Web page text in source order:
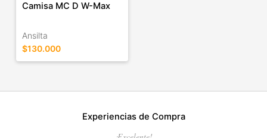
Camisa MC D W-Max
Ansilta
$130.000
Experiencias de Compra